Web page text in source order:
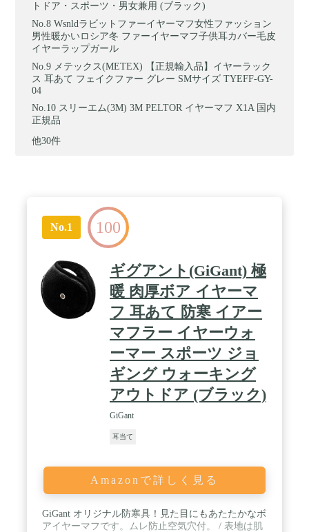
トドア・スポーツ・男女兼用 (ブラック)
Wsnldラビットファーイヤーマフ女性ファッション
男性暖かいロシア冬 ファーイヤーマフ子供耳カバー毛皮
イヤーラップガール
メテックス(METEX) 【正規輸入品】イヤーラック
ス 耳あて フェイクファー グレー SMサイズ TYEFF-GY-
04
スリーエム(3M) 3M PELTOR イヤーマフ X1A 国内
正規品
他30件
No.1 100
ギグアント(GiGant) 極
暖 肉厚ボア イヤーマ
フ 耳あて 防寒 イアー
マフラー イヤーウォ
ーマー スポーツ ジョ
ギング ウォーキング
アウトドア (ブラック)
GiGant
耳当て
Amazonで詳しく見る
GiGant オリジナル防寒具！見た目にもあたたかなボ
アイヤーマフです。ムレ防止空気穴付。 / 表地は肌